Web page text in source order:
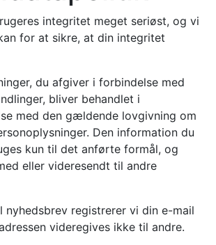
integritet meget seriøst, og vi
for at sikre, at din integritet
du afgiver i forbindelse med
bliver behandlet i
med den gældende lovgivning om
Den information du
kun til det anførte formål, og
eller videresendt til andre
nyhedsbrev registrerer vi din e-mail
videregives ikke til andre.